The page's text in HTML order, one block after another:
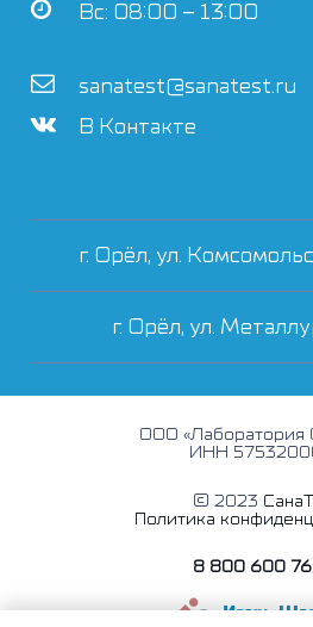
Вс: 08:00 – 13:00
sanatest@sanatest.ru
В Контакте
г. Орёл, ул.
г. Орёл, ул.
ООО «Лаборатория
ИНН
© 2023
Политика
8 800 600